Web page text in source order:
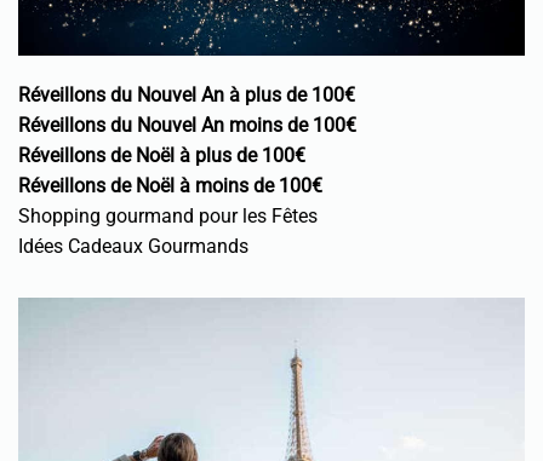
Réveillons du Nouvel An à plus de 100€
Réveillons du Nouvel An moins de 100€
Réveillons de Noël à plus de 100€
Réveillons de Noël à moins de 100€
Shopping gourmand pour les Fêtes
Idées Cadeaux Gourmands